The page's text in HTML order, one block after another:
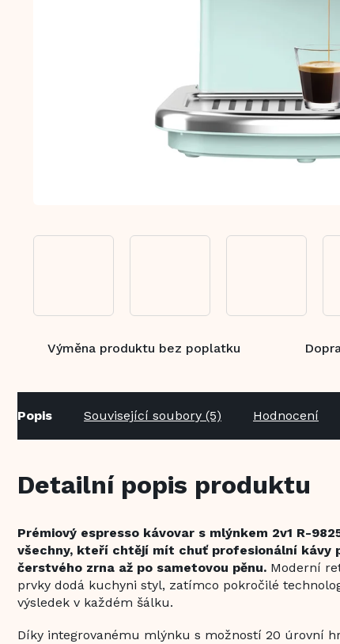
Výměna produktu bez poplatku
Popis Související soubory (5) Hodnocení
Detailní popis produktu
Prémiový espresso kávovar s mlýnkem 2v1 R-
všechny, kteří chtějí mít chuť profesionální kávy
čerstvého zrna až po sametovou pěnu. Moderní
prvky dodá kuchyni styl, zatímco pokročilé
výsledek v každém šálku.
Díky integrovanému mlýnku s možností 20 úrovní